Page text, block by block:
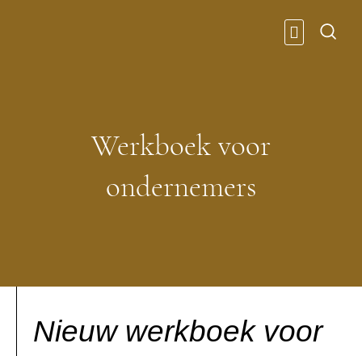
Werkboek voor
ondernemers
Nieuw werkboek voor